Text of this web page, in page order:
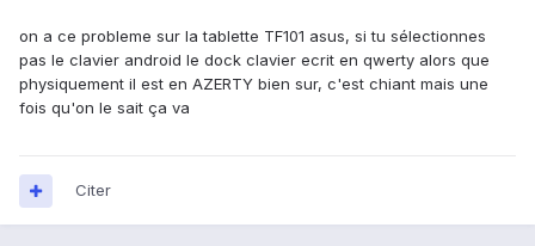
on a ce probleme sur la tablette TF101 asus, si tu sélectionnes
pas le clavier android le dock clavier ecrit en qwerty alors que
physiquement il est en AZERTY bien sur, c'est chiant mais une
fois qu'on le sait ça va
Citer